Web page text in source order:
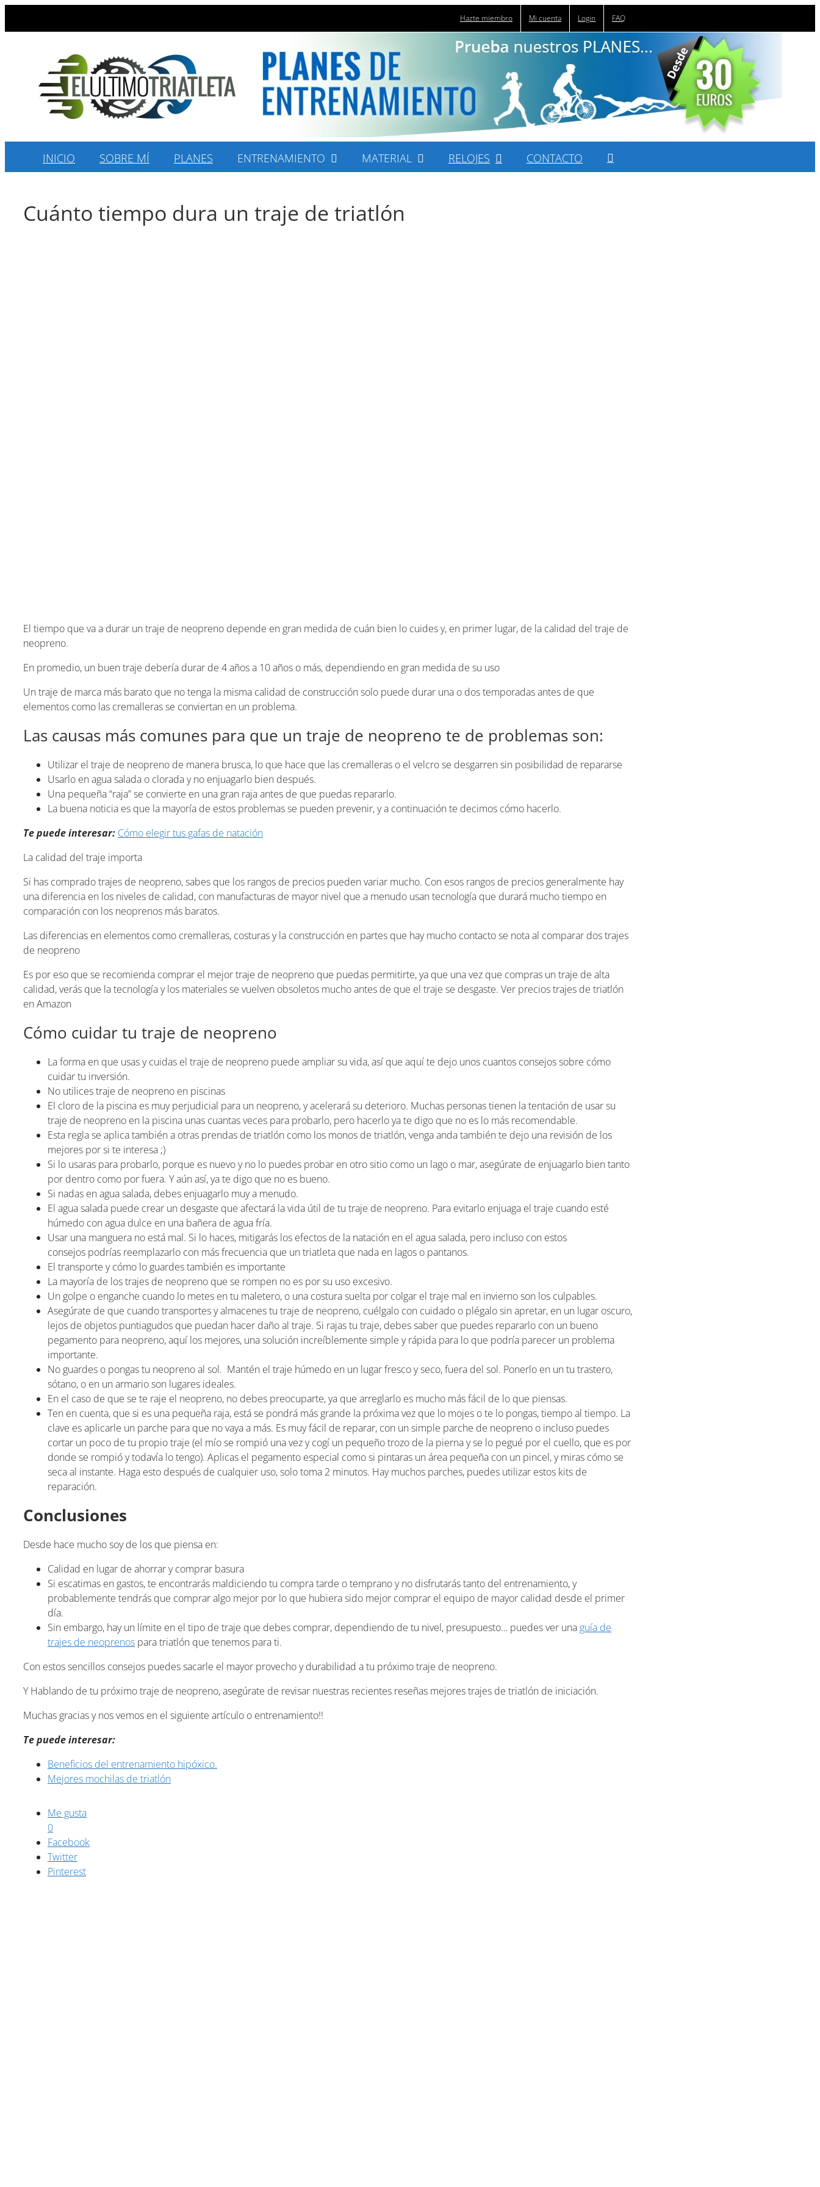
Hazte miembro Mi cuenta Login FAQ
INICIO SOBRE MÍ PLANES ENTRENAMIENTO MATERIAL RELOJES CONTACTO
Cuánto tiempo dura un traje de triatlón
El tiempo que va a durar un traje de neopreno depende en gran medida de cuán bien lo cuides y, en primer lugar, de la calidad del traje de
neopreno.
En promedio, un buen traje debería durar de 4 años a 10 años o más, dependiendo en gran medida de su uso
Un traje de marca más barato que no tenga la misma calidad de construcción solo puede durar una o dos temporadas antes de que
elementos como las cremalleras se conviertan en un problema.
Las causas más comunes para que un traje de neopreno te de problemas son:
Utilizar el traje de neopreno de manera brusca, lo que hace que las cremalleras o el velcro se desgarren sin posibilidad de repararse
Usarlo en agua salada o clorada y no enjuagarlo bien después.
Una pequeña “raja” se convierte en una gran raja antes de que puedas repararlo.
La buena noticia es que la mayoría de estos problemas se pueden prevenir, y a continuación te decimos cómo hacerlo.
Te puede interesar: Cómo elegir tus gafas de natación
La calidad del traje importa
Si has comprado trajes de neopreno, sabes que los rangos de precios pueden variar mucho. Con esos rangos de precios generalmente hay
una diferencia en los niveles de calidad, con manufacturas de mayor nivel que a menudo usan tecnología que durará mucho tiempo en
comparación con los neoprenos más baratos.
Las diferencias en elementos como cremalleras, costuras y la construcción en partes que hay mucho contacto se nota al comparar dos trajes
de neopreno
Es por eso que se recomienda comprar el mejor traje de neopreno que puedas permitirte, ya que una vez que compras un traje de alta
calidad, verás que la tecnología y los materiales se vuelven obsoletos mucho antes de que el traje se desgaste. Ver precios trajes de triatlón
en Amazon
Cómo cuidar tu traje de neopreno
La forma en que usas y cuidas el traje de neopreno puede ampliar su vida, así que aquí te dejo unos cuantos consejos sobre cómo
cuidar tu inversión.
No utilices traje de neopreno en piscinas
El cloro de la piscina es muy perjudicial para un neopreno, y acelerará su deterioro. Muchas personas tienen la tentación de usar su
traje de neopreno en la piscina unas cuantas veces para probarlo, pero hacerlo ya te digo que no es lo más recomendable.
Esta regla se aplica también a otras prendas de triatlón como los monos de triatlón, venga anda también te dejo una revisión de los
mejores por si te interesa ;)
Si lo usaras para probarlo, porque es nuevo y no lo puedes probar en otro sitio como un lago o mar, asegúrate de enjuagarlo bien tanto
por dentro como por fuera. Y aún así, ya te digo que no es bueno.
Si nadas en agua salada, debes enjuagarlo muy a menudo.
El agua salada puede crear un desgaste que afectará la vida útil de tu traje de neopreno. Para evitarlo enjuaga el traje cuando esté
húmedo con agua dulce en una bañera de agua fría.
Usar una manguera no está mal. Si lo haces, mitigarás los efectos de la natación en el agua salada, pero incluso con estos
consejos podrías reemplazarlo con más frecuencia que un triatleta que nada en lagos o pantanos.
El transporte y cómo lo guardes también es importante
La mayoría de los trajes de neopreno que se rompen no es por su uso excesivo.
Un golpe o enganche cuando lo metes en tu maletero, o una costura suelta por colgar el traje mal en invierno son los culpables.
Asegúrate de que cuando transportes y almacenes tu traje de neopreno, cuélgalo con cuidado o plégalo sin apretar, en un lugar oscuro,
lejos de objetos puntiagudos que puedan hacer daño al traje. Si rajas tu traje, debes saber que puedes repararlo con un bueno
pegamento para neopreno, aquí los mejores, una solución increíblemente simple y rápida para lo que podría parecer un problema
importante.
No guardes o pongas tu neopreno al sol. Mantén el traje húmedo en un lugar fresco y seco, fuera del sol. Ponerlo en un tu trastero,
sótano, o en un armario son lugares ideales.
En el caso de que se te raje el neopreno, no debes preocuparte, ya que arreglarlo es mucho más fácil de lo que piensas.
Ten en cuenta, que si es una pequeña raja, está se pondrá más grande la próxima vez que lo mojes o te lo pongas, tiempo al tiempo. La
clave es aplicarle un parche para que no vaya a más. Es muy fácil de reparar, con un simple parche de neopreno o incluso puedes
cortar un poco de tu propio traje (el mío se rompió una vez y cogí un pequeño trozo de la pierna y se lo pegué por el cuello, que es por
donde se rompió y todavía lo tengo). Aplicas el pegamento especial como si pintaras un área pequeña con un pincel, y miras cómo se
seca al instante. Haga esto después de cualquier uso, solo toma 2 minutos. Hay muchos parches, puedes utilizar estos kits de
reparación.
Conclusiones
Desde hace mucho soy de los que piensa en:
Calidad en lugar de ahorrar y comprar basura
Si escatimas en gastos, te encontrarás maldiciendo tu compra tarde o temprano y no disfrutarás tanto del entrenamiento, y
probablemente tendrás que comprar algo mejor por lo que hubiera sido mejor comprar el equipo de mayor calidad desde el primer
día.
Sin embargo, hay un límite en el tipo de traje que debes comprar, dependiendo de tu nivel, presupuesto… puedes ver una guía de
trajes de neoprenospara triatlón que tenemos para ti.
Con estos sencillos consejos puedes sacarle el mayor provecho y durabilidad a tu próximo traje de neopreno.
Y Hablando de tu próximo traje de neopreno, asegúrate de revisar nuestras recientes reseñas mejores trajes de triatlón de iniciación.
Muchas gracias y nos vemos en el siguiente artículo o entrenamiento!!
Te puede interesar:
Beneficios del entrenamiento hipóxico.
Mejores mochilas de triatlón
Me gusta
0
Facebook
Twitter
Pinterest